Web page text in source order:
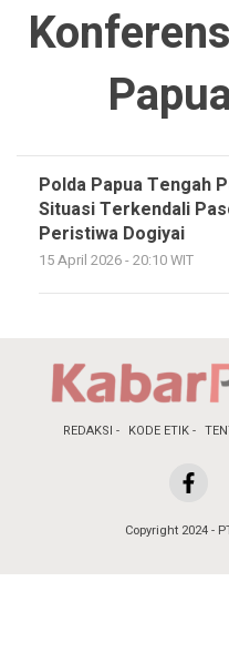
Polda Papua Tengah
Situasi Terkendali
Peristiwa Dogiyai
15 April 2026 - 20:10 WIT
REDAKSI KODE ETIK
Copyright 2024 -